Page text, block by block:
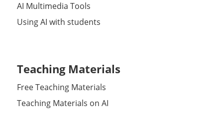
AI Multimedia Tools
Using AI with students
Teaching Materials
Free Teaching Materials
Teaching Materials on AI